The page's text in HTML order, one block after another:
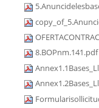
8.BOPnm.141.pdf